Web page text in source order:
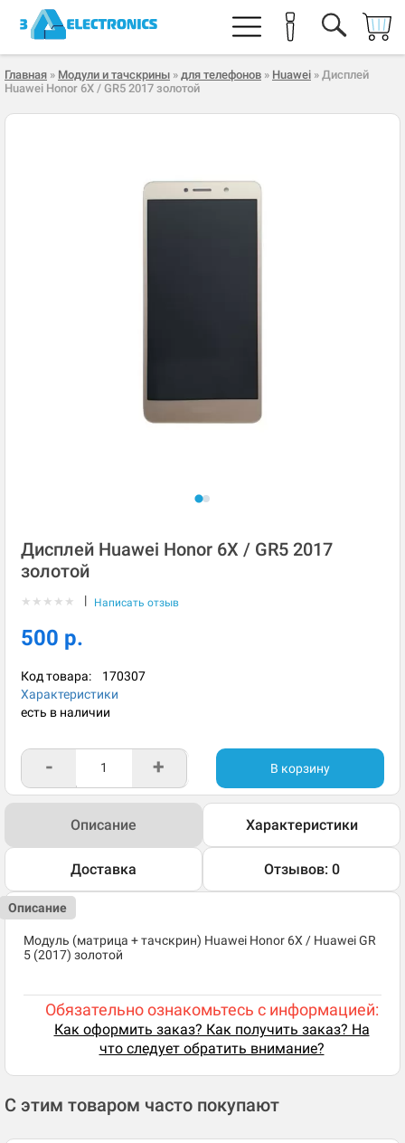
Главная » Модули и тачскрины » для телефонов » Huawei » Дисплей
Huawei Honor 6X / GR5 2017 золотой
Дисплей Huawei Honor 6X / GR5 2017
золотой
★ ★ ★ ★ ★ | Написать отзыв
500 р.
Код товара: 170307
Характеристики
есть в наличии
- + В корзину
Описание Характеристики
Доставка Отзывов: 0
Описание
Модуль (матрица + тачскрин) Huawei Honor 6X / Huawei GR
5 (2017) золотой
Обязательно ознакомьтесь с информацией:
Как оформить заказ? Как получить заказ? На
что следует обратить внимание?
С этим товаром часто покупают